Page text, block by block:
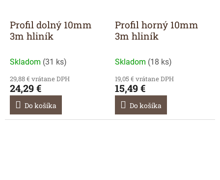
Profil dolný 10mm
3m hliník
Skladom (31 ks)
29,88 € vrátane DPH
24,29 €
Do košíka
Profil horný 10mm
3m hliník
Skladom (18 ks)
19,05 € vrátane DPH
15,49 €
Do košíka